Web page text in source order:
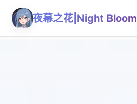
夜幕之花|Night Bloom